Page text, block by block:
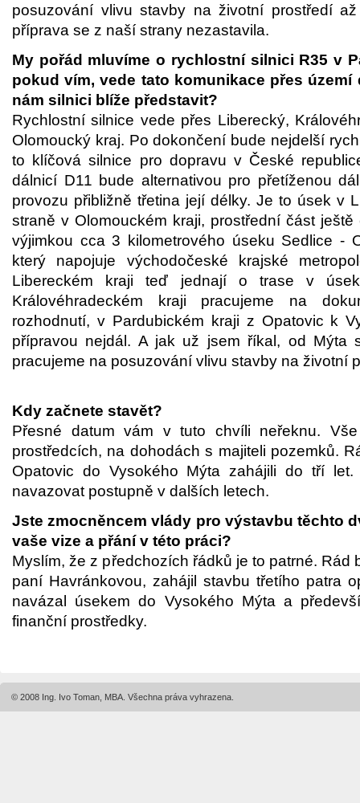
posuzování vlivu stavby na životní prostředí
příprava se z naší strany nezastavila.
My pořád mluvíme o rychlostní silnici R35 v
pokud vím, vede tato komunikace přes území
nám silnici blíže představit?
Rychlostní silnice vede přes Liberecký,
Olomoucký kraj. Po dokončení bude nejdelší
to klíčová silnice pro dopravu v České
dálnicí D11 bude alternativou pro přetíženou
provozu přibližně třetina její délky. Je to úsek v
straně v Olomouckém kraji, prostřední část
výjimkou cca 3 kilometrového úseku Sedlice -
který napojuje východočeské krajské
Libereckém kraji teď jednají o trase v
Královéhradeckém kraji pracujeme na
rozhodnutí, v Pardubickém kraji z Opatovic k
přípravou nejdál. A jak už jsem říkal, od Mýta
pracujeme na posuzování vlivu stavby na životní
Kdy začnete stavět?
Přesné datum vám v tuto chvíli neřeknu.
prostředcích, na dohodách s majiteli pozemků.
Opatovic do Vysokého Mýta zahájili do tří
navazovat postupně v dalších letech.
Jste zmocněncem vlády pro výstavbu těchto
vaše vize a přání v této práci?
Myslím, že z předchozích řádků je to patrné. Rád
paní Havránkovou, zahájil stavbu třetího patra
navázal úsekem do Vysokého Mýta a
finanční prostředky.
© 2008 Ing. Ivo Toman, MBA. Všechna práva vyhrazena.